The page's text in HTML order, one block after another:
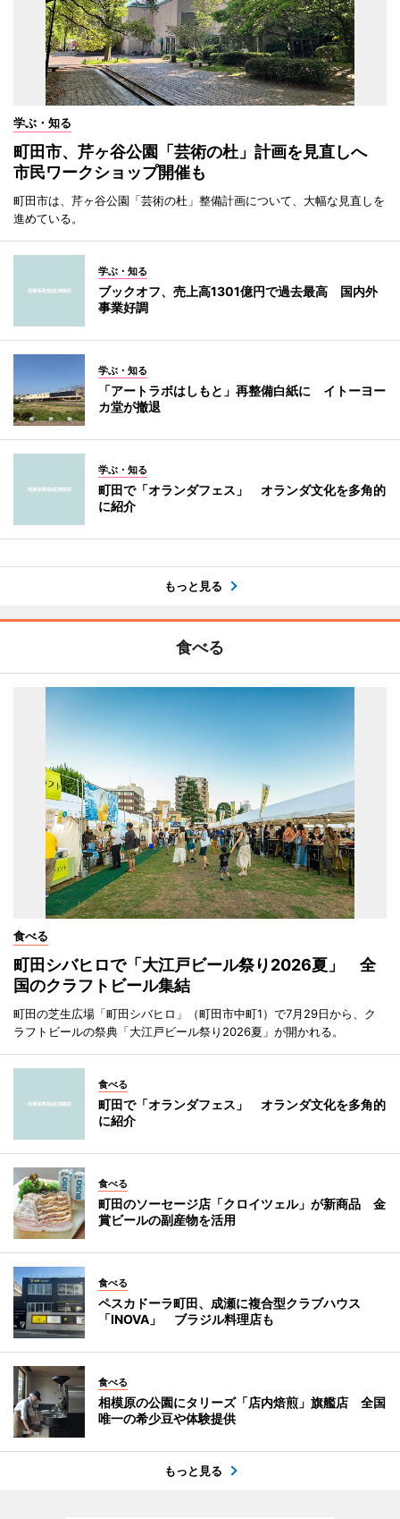
学ぶ・知る
町田市、芹ヶ谷公園「芸術の杜」計画を見直しへ
市民ワークショップ開催も
町田市は、芹ヶ谷公園「芸術の杜」整備計画について、大幅な見直しを
進めている。
学ぶ・知る
ブックオフ、売上高1301億円で過去最高 国内外
事業好調
学ぶ・知る
「アートラボはしもと」再整備白紙に イトーヨー
カ堂が撤退
学ぶ・知る
町田で「オランダフェス」 オランダ文化を多角的
に紹介
もっと見る
食べる
食べる
町田シバヒロで「大江戸ビール祭り2026夏」 全
国のクラフトビール集結
町田の芝生広場「町田シバヒロ」（町田市中町1）で7月29日から、ク
ラフトビールの祭典「大江戸ビール祭り2026夏」が開かれる。
食べる
町田で「オランダフェス」 オランダ文化を多角的
に紹介
食べる
町田のソーセージ店「クロイツェル」が新商品 金
賞ビールの副産物を活用
食べる
ペスカドーラ町田、成瀬に複合型クラブハウス
「INOVA」 ブラジル料理店も
食べる
相模原の公園にタリーズ「店内焙煎」旗艦店 全国
唯一の希少豆や体験提供
もっと見る